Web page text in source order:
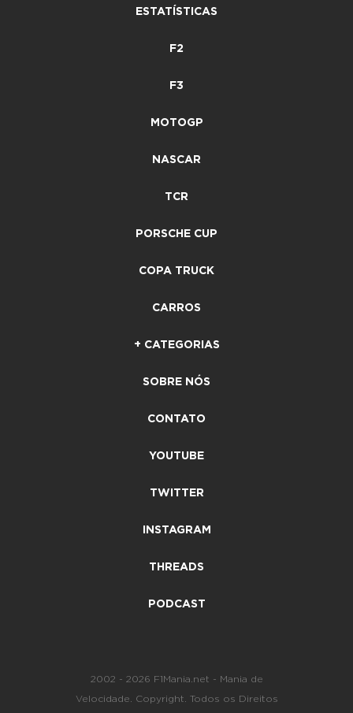
ESTATÍSTICAS
F2
F3
MOTOGP
NASCAR
TCR
PORSCHE CUP
COPA TRUCK
CARROS
+ CATEGORIAS
SOBRE NÓS
CONTATO
YOUTUBE
TWITTER
INSTAGRAM
THREADS
PODCAST
2002 - 2026 F1Mania.net - Mania de
Velocidade. Copyright. Todos os Direitos